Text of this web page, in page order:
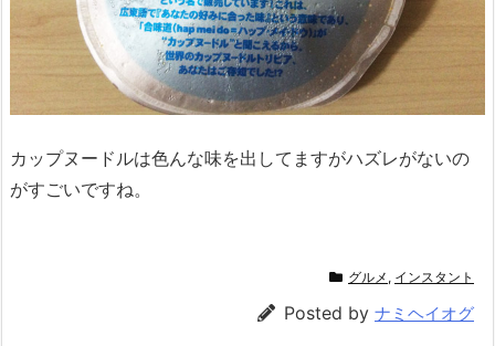
カップヌードルは色んな味を出してますがハズレがないの
がすごいですね。
グルメ , インスタント
Posted by ナミヘイオグ